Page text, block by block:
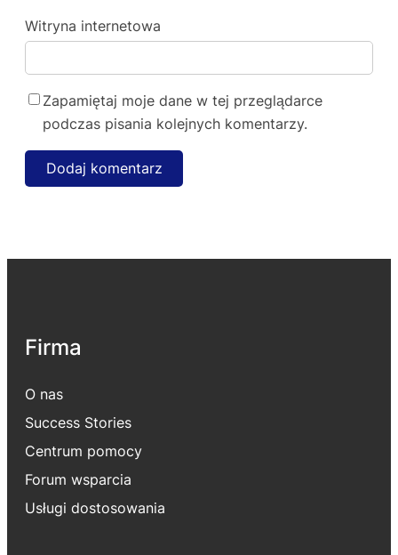
Witryna internetowa
Zapamiętaj moje dane w tej przeglądarce
podczas pisania kolejnych komentarzy.
Firma
O nas
Success Stories
Centrum pomocy
Forum wsparcia
Usługi dostosowania